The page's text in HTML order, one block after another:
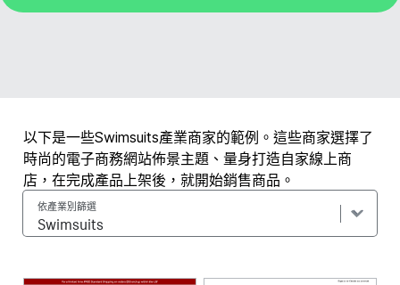
以下是一些Swimsuits產業商家的範例。這些商家選擇了
時尚的電子商務網站佈景主題、量身打造自家線上商
店，在完成產品上架後，就開始銷售商品。
依產業別篩選